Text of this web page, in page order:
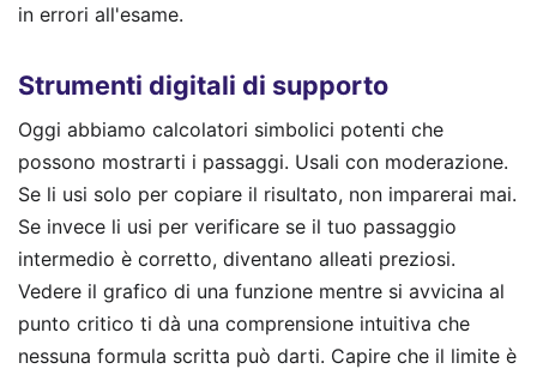
in errori all'esame.
Strumenti digitali di supporto
Oggi abbiamo calcolatori simbolici potenti che
possono mostrarti i passaggi. Usali con moderazione.
Se li usi solo per copiare il risultato, non imparerai mai.
Se invece li usi per verificare se il tuo passaggio
intermedio è corretto, diventano alleati preziosi.
Vedere il grafico di una funzione mentre si avvicina al
punto critico ti dà una comprensione intuitiva che
nessuna formula scritta può darti. Capire che il limite è